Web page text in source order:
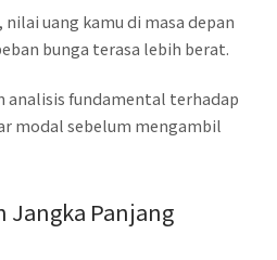
uang kamu di masa depan
bunga terasa lebih berat.
analisis fundamental terhadap
modal sebelum mengambil
Jangka Panjang